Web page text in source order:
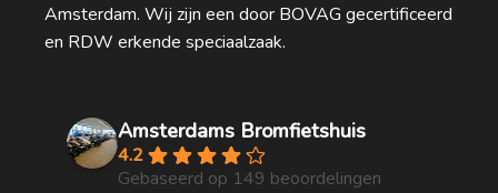
Amsterdam. Wij zijn een door BOVAG gecertificeerd
en RDW erkende speciaalzaak.
Amsterdams Bromfietshuis
4.2
Gebaseerd op 149 beoordelingen